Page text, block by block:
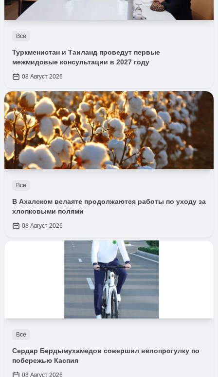
Все
Туркменистан и Таиланд проведут первые
межмидовые консультации в 2027 году
08 Август 2026
Все
В Ахалском велаяте продолжаются работы по уходу за
хлопковыми полями
08 Август 2026
Все
Сердар Бердымухамедов совершил велопрогулку по
побережью Каспия
08 Август 2026